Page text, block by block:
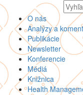
text
O nás
Analýzy a
Publikácie
Newsletter
Konferencie
Médiá
Knižnica
Health